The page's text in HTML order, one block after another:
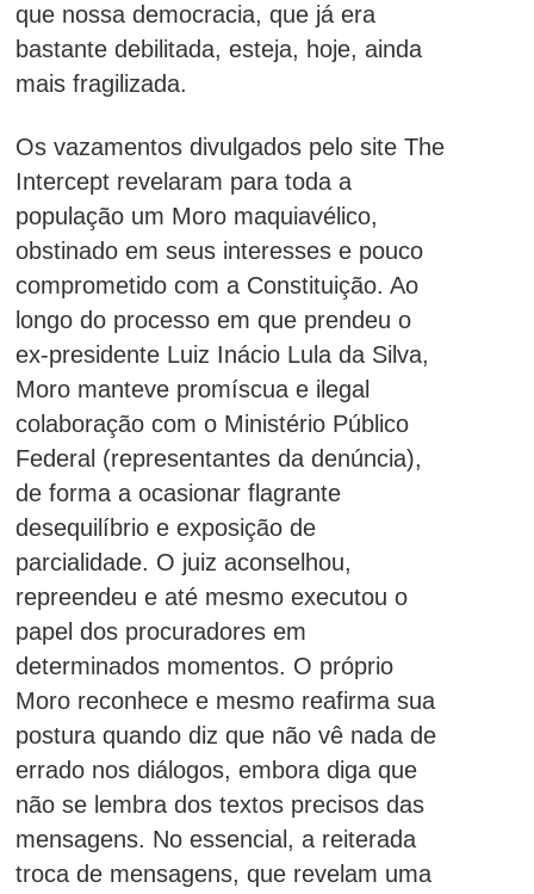
que nossa democracia, que já era
bastante debilitada, esteja, hoje, ainda
mais fragilizada.
Os vazamentos divulgados pelo site The
Intercept revelaram para toda a
população um Moro maquiavélico,
obstinado em seus interesses e pouco
comprometido com a Constituição. Ao
longo do processo em que prendeu o
ex-presidente Luiz Inácio Lula da Silva,
Moro manteve promíscua e ilegal
colaboração com o Ministério Público
Federal (representantes da denúncia),
de forma a ocasionar flagrante
desequilíbrio e exposição de
parcialidade. O juiz aconselhou,
repreendeu e até mesmo executou o
papel dos procuradores em
determinados momentos. O próprio
Moro reconhece e mesmo reafirma sua
postura quando diz que não vê nada de
errado nos diálogos, embora diga que
não se lembra dos textos precisos das
mensagens. No essencial, a reiterada
troca de mensagens, que revelam uma